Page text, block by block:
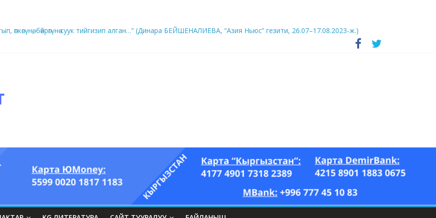
өпкөсүнө, бөйрөгүнө суук тийгизип алган…” (Динара БЕЙШЕНАЛИЕВА, “Азия Ньюс” гезити, 26.07–17.08.2023-ж.)
он үч акындын котормосунда